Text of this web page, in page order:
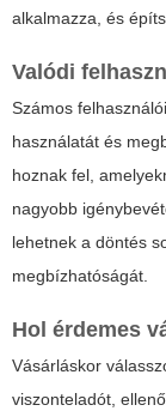
alkalmazza, és
Valódi
Számos
használatát és
hoznak fel,
nagyobb
lehetnek a döntés
megbízhatóságát.
Hol érdemes
Vásárláskor
viszonteladót,